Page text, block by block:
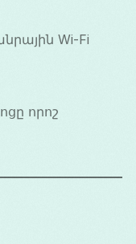
Wi-Fi
որոշ